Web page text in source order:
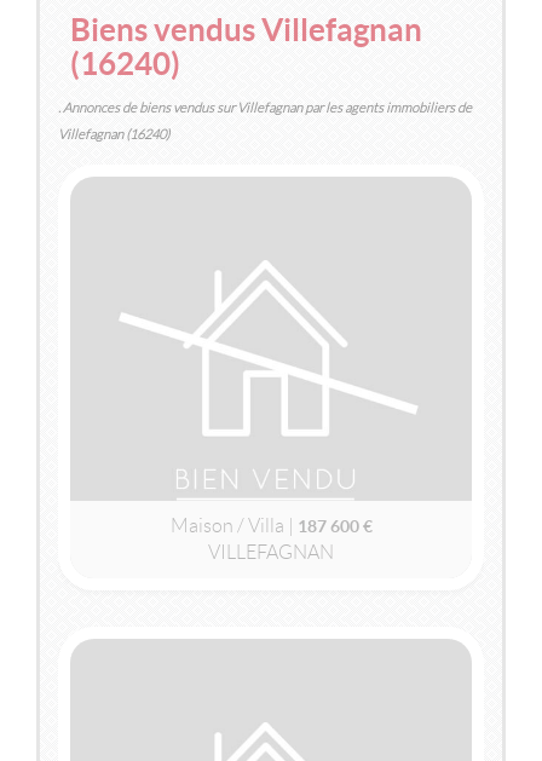
Biens vendus Villefagnan
(16240)
. Annonces de biens vendus sur Villefagnan par les agents immobiliers de
Villefagnan (16240)
Maison / Villa | 187 600 €
VILLEFAGNAN
VILLEFAGNAN
MAISON / VILLA
187 600 €
VILLEFAGNAN